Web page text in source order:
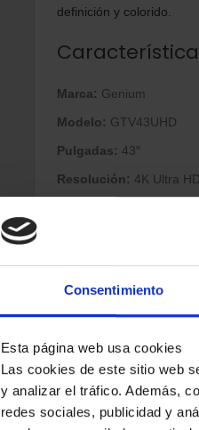
Consentimiento
Esta página web usa cookies
Las cookies de este sitio web
y analizar el tráfico. Además,
redes sociales, publicidad y
definición y colorido.
Marca: Genium
Modelo: GTV43UHD
Pulgadas: 43″
Resolución: 4K Ultra
HDR:No especificado,
Rendimiento
Audio:2 altavoces de
Modos de sonido:
Sistema Web